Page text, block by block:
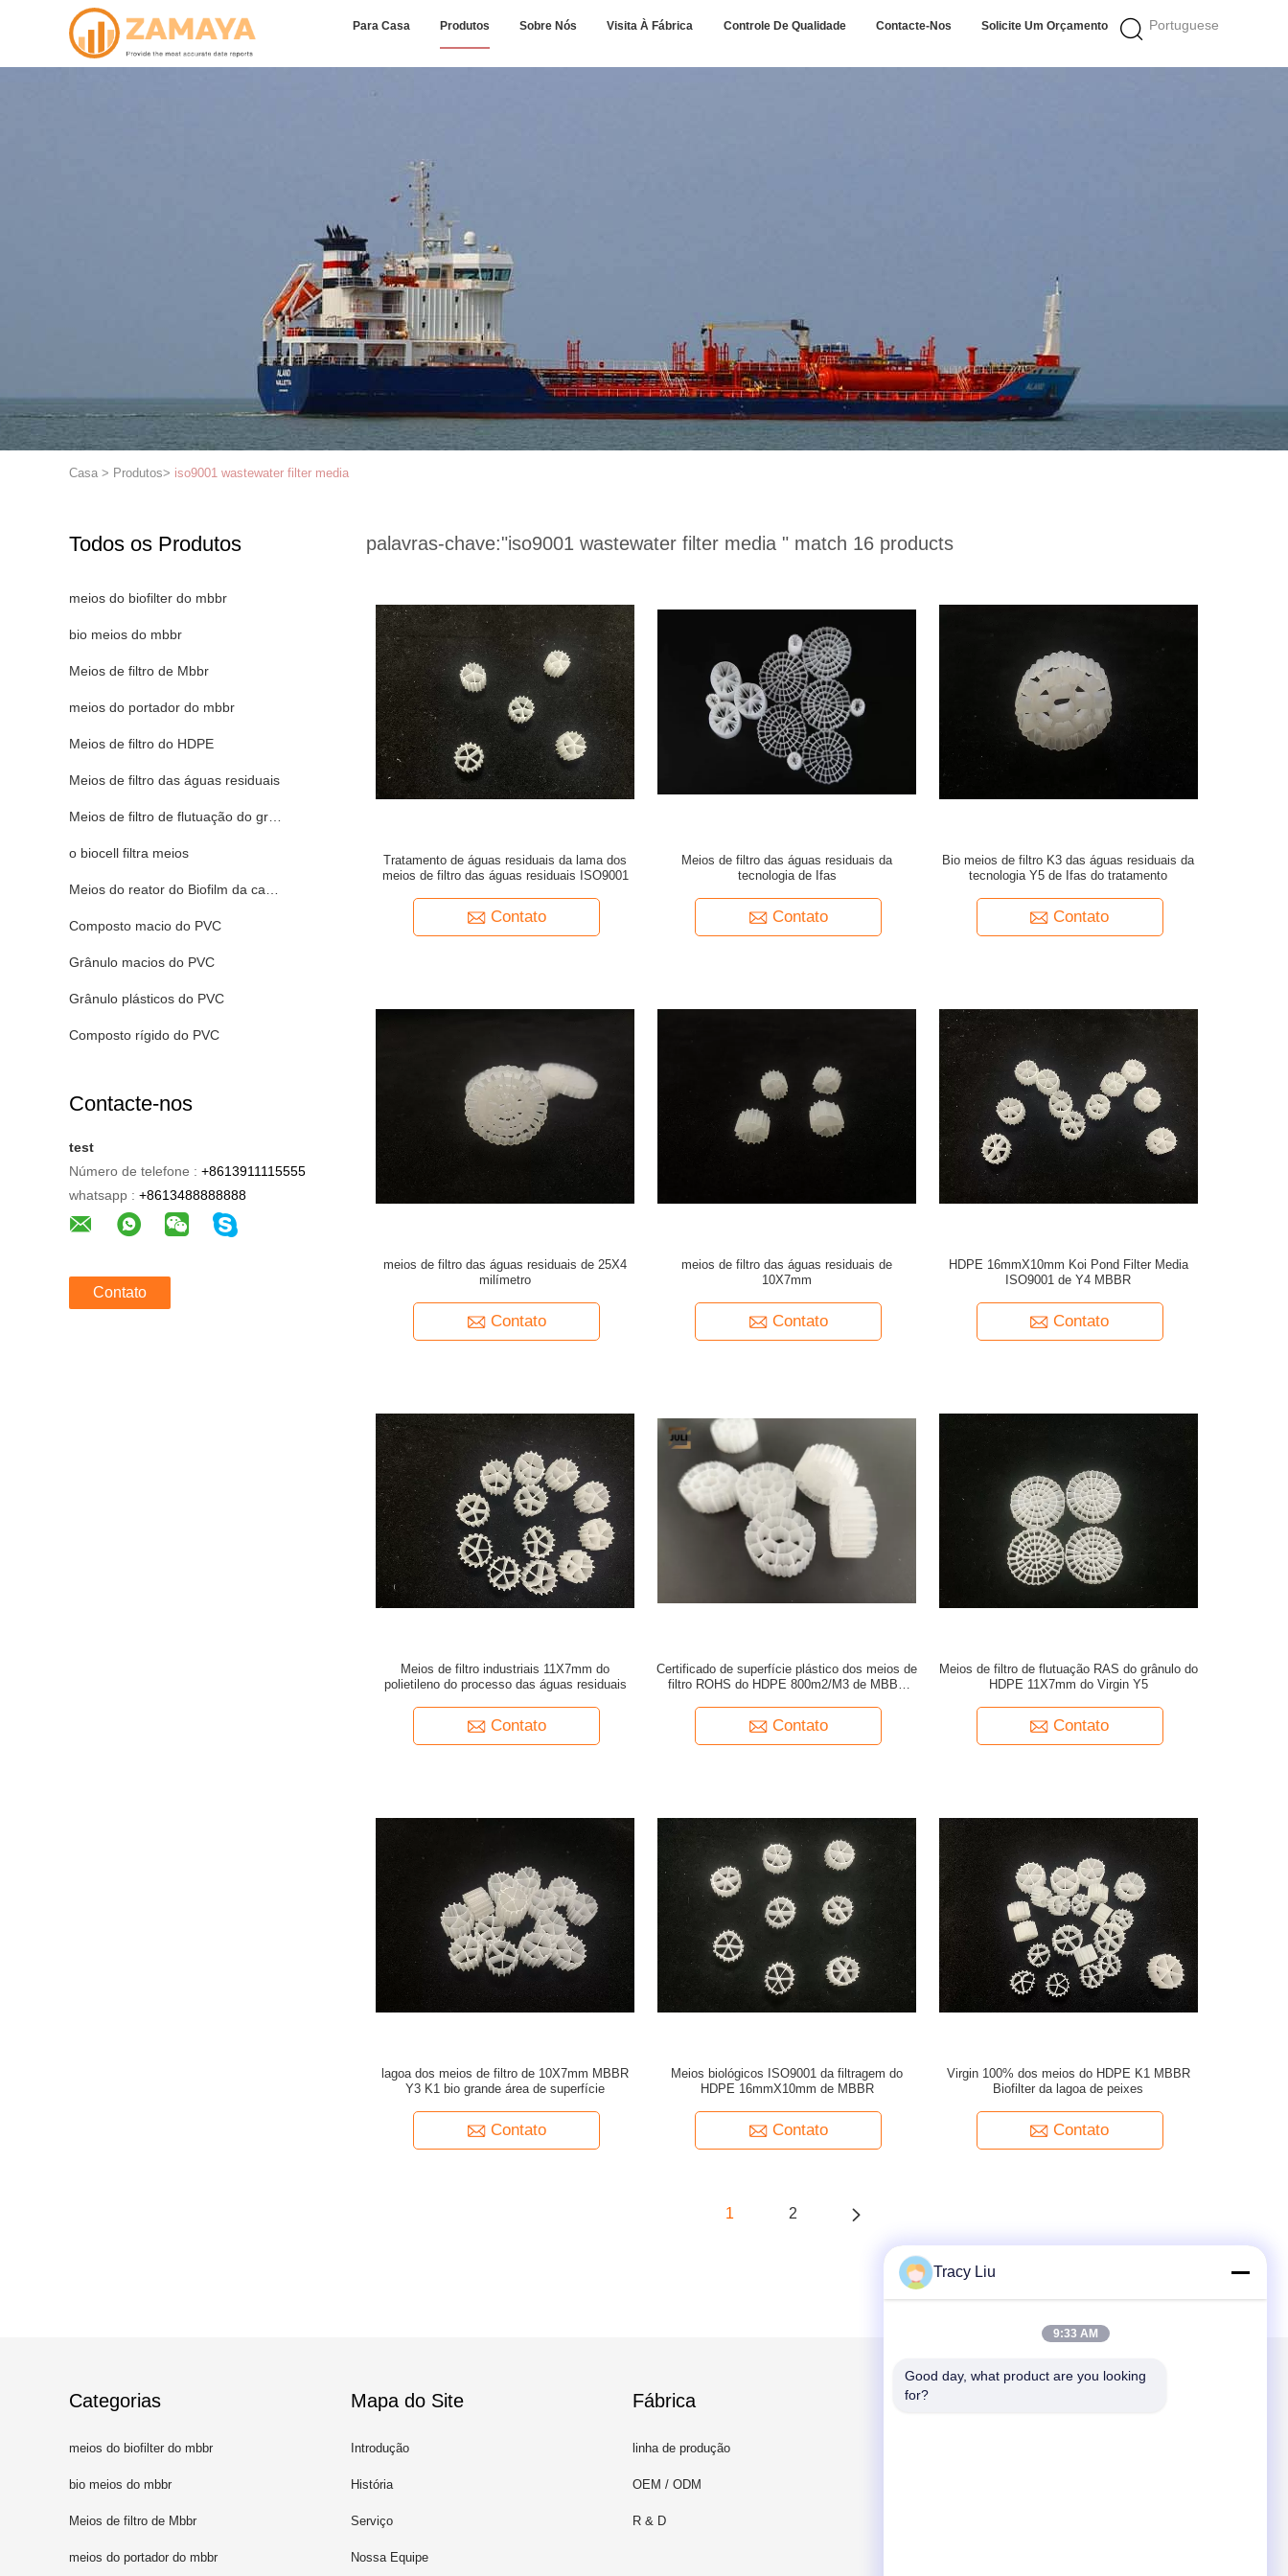
Portuguese
Para Casa Produtos Sobre Nós Visita À Fábrica Controle De Qualidade Contacte-Nos Solicite Um Orçamento
Casa > Produtos> iso9001 wastewater filter media
Todos os Produtos
meios do biofilter do mbbr
bio meios do mbbr
Meios de filtro de Mbbr
meios do portador do mbbr
Meios de filtro do HDPE
Meios de filtro das águas residuais
o biocell filtra meios
Composto macio do PVC
Grânulo macios do PVC
Grânulo plásticos do PVC
Composto rígido do PVC
Contacte-nos
test
Número de telefone : +8613911115555
whatsapp : +8613488888888
Contato
palavras-chave:"iso9001 wastewater filter media " match 16 products
Tratamento de águas residuais da lama dos
meios de filtro das águas residuais ISO9001
Contato
Meios de filtro das águas residuais da
tecnologia de Ifas
Contato
Bio meios de filtro K3 das águas residuais da
tecnologia Y5 de Ifas do tratamento
Contato
meios de filtro das águas residuais de 25X4
milímetro
Contato
meios de filtro das águas residuais de
10X7mm
Contato
HDPE 16mmX10mm Koi Pond Filter Media
ISO9001 de Y4 MBBR
Contato
Meios de filtro industriais 11X7mm do
polietileno do processo das águas residuais
Contato
Certificado de superfície plástico dos meios de
filtro ROHS do HDPE 800m2/M3 de MBBR
Contato
Meios de filtro de flutuação RAS do grânulo do
HDPE 11X7mm do Virgin Y5
Contato
lagoa dos meios de filtro de 10X7mm MBBR
Y3 K1 bio grande área de superfície
Contato
Meios biológicos ISO9001 da filtragem do
HDPE 16mmX10mm de MBBR
Contato
Virgin 100% dos meios do HDPE K1 MBBR
Biofilter da lagoa de peixes
Contato
1 2
Categorias
meios do biofilter do mbbr
bio meios do mbbr
Meios de filtro de Mbbr
meios do portador do mbbr
Mapa do Site
Introdução
História
Serviço
Nossa Equipe
Fábrica
linha de produção
OEM / ODM
R & D
Envie-nos
Tracy Liu
9:33 AM
Good day, what product are you looking
for?